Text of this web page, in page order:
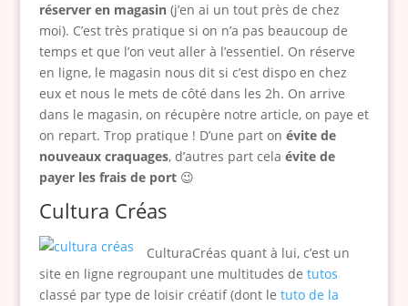
réserver en magasin(j’en ai un tout près de chez
moi). C’est très pratique si on n’a pas beaucoup de
temps et que l’on veut aller à l’essentiel. On réserve
en ligne, le magasin nous dit si c’est dispo en chez
eux et nous le mets de côté dans les 2h. On arrive
dans le magasin, on récupère notre article, on paye et
on repart. Trop pratique ! D’une part on évite de
nouveaux craquages, d’autres part cela évite de
payer les frais de port😉
Cultura Créas
CulturaCréas quant à lui, c’est un
site en ligne regroupant une multitudes de tutos
classé par type de loisir créatif (dont le tuto de la